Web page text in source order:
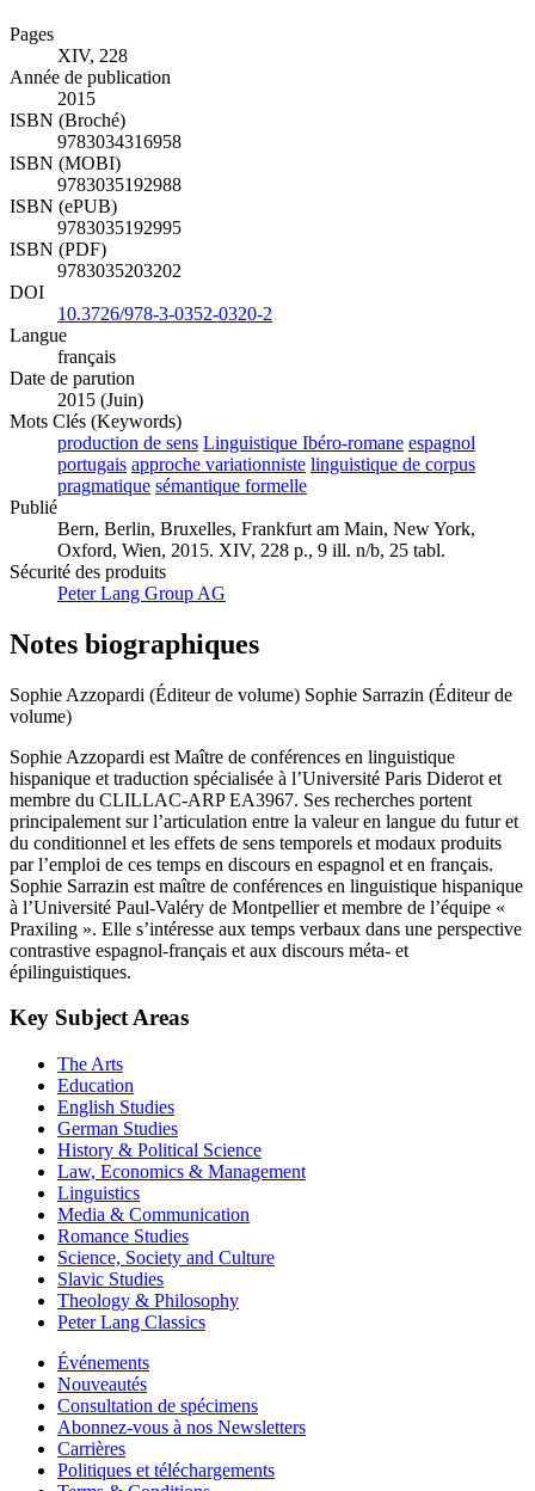
Pages
XIV, 228
Année de publication
2015
ISBN (Broché)
9783034316958
ISBN (MOBI)
9783035192988
ISBN (ePUB)
9783035192995
ISBN (PDF)
9783035203202
DOI
10.3726/978-3-0352-0320-2
Langue
français
Date de parution
2015 (Juin)
Mots Clés (Keywords)
production de sens Linguistique Ibéro-romane espagnol
portugais approche variationniste linguistique de corpus
pragmatique sémantique formelle
Publié
Bern, Berlin, Bruxelles, Frankfurt am Main, New York,
Oxford, Wien, 2015. XIV, 228 p., 9 ill. n/b, 25 tabl.
Sécurité des produits
Peter Lang Group AG
Notes biographiques
Sophie Azzopardi (Éditeur de volume) Sophie Sarrazin (Éditeur de
volume)
Sophie Azzopardi est Maître de conférences en linguistique
hispanique et traduction spécialisée à l’Université Paris Diderot et
membre du CLILLAC-ARP EA3967. Ses recherches portent
principalement sur l’articulation entre la valeur en langue du futur et
du conditionnel et les effets de sens temporels et modaux produits
par l’emploi de ces temps en discours en espagnol et en français.
Sophie Sarrazin est maître de conférences en linguistique hispanique
à l’Université Paul-Valéry de Montpellier et membre de l’équipe «
Praxiling ». Elle s’intéresse aux temps verbaux dans une perspective
contrastive espagnol-français et aux discours méta- et
épilinguistiques.
Key Subject Areas
The Arts
Education
English Studies
German Studies
History & Political Science
Law, Economics & Management
Linguistics
Media & Communication
Romance Studies
Science, Society and Culture
Slavic Studies
Theology & Philosophy
Peter Lang Classics
Événements
Nouveautés
Consultation de spécimens
Abonnez-vous à nos Newsletters
Carrières
Politiques et téléchargements